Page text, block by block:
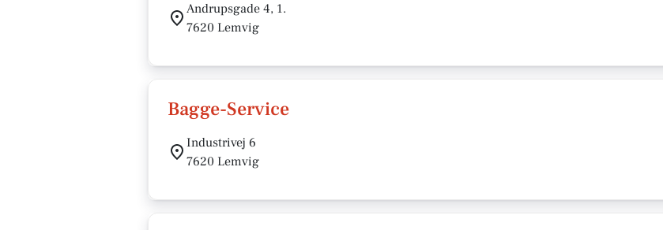
Andrupsgade 4, 1.
7620 Lemvig
Bagge-Service
Industrivej 6
7620 Lemvig